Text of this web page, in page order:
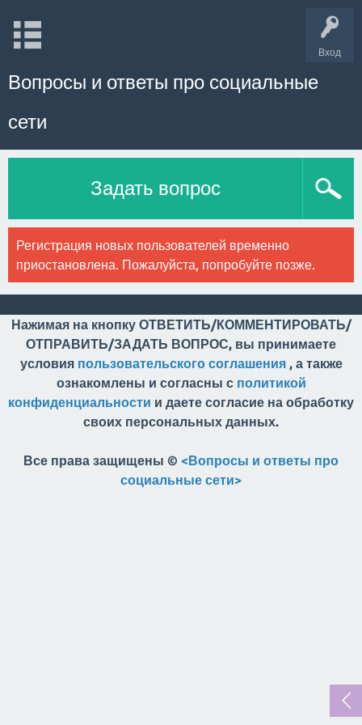
Вход
Вопросы и ответы про социальные
сети
Задать вопрос
Регистрация новых пользователей временно
приостановлена. Пожалуйста, попробуйте позже.
Нажимая на кнопку ОТВЕТИТЬ/КОММЕНТИРОВАТЬ/
ОТПРАВИТЬ/ЗАДАТЬ ВОПРОС, вы принимаете
условия пользовательского соглашения, а также
ознакомлены и согласны с политикой
конфиденциальности и даете согласие на обработку
своих персональных данных.
Все права защищены © <Вопросы и ответы про
социальные сети>